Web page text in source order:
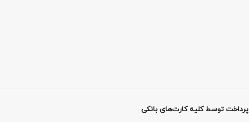
پرداخت توسط کلیه کارت‌های بانکی